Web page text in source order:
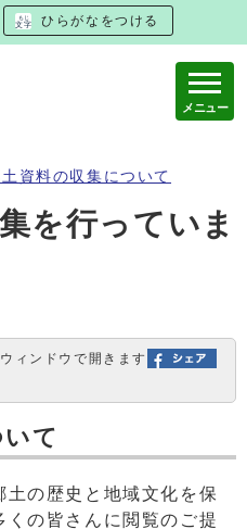
ひらがなをつける
メニュー
資料の収集について
を行っていま
ィンドウで開きます
て
の歴史と地域文化を保
の皆さんに閲覧のご提